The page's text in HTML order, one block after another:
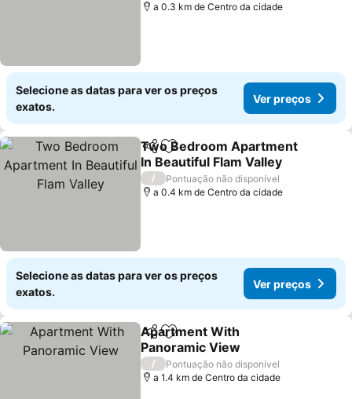
a 0.3 km de Centro da cidade
Selecione as datas para ver os preços
exatos.
Ver preços
PartilharAdicionar aos favoritos
Two Bedroom Apartment
In Beautiful Flam Valley
/
Pontuação não disponível
a 0.4 km de Centro da cidade
Selecione as datas para ver os preços
exatos.
Ver preços
PartilharAdicionar aos favoritos
Apartment With
Panoramic View
/
Pontuação não disponível
a 1.4 km de Centro da cidade